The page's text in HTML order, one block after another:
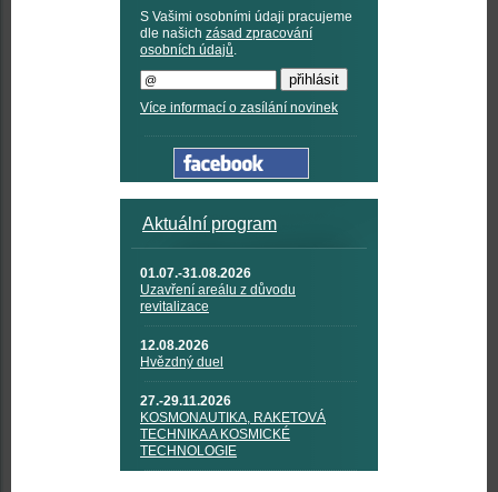
S Vašimi osobními údaji pracujeme
dle našich zásad zpracování
osobních údajů.
Více informací o zasílání novinek
Aktuální program
01.07.-31.08.2026
Uzavření areálu z důvodu
revitalizace
12.08.2026
Hvězdný duel
27.-29.11.2026
KOSMONAUTIKA, RAKETOVÁ
TECHNIKA A KOSMICKÉ
TECHNOLOGIE